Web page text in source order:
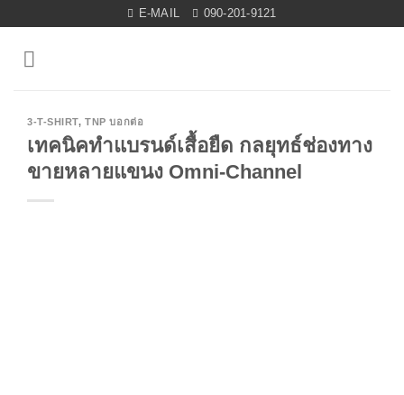
content
E-MAIL 090-201-9121
3-T-SHIRT,TNP บอกต่อ
เทคนิคทำแบรนด์เสื้อยืด กลยุทธ์ช่องทาง
ขายหลายแขนง Omni-Channel